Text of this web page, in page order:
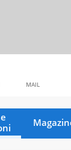
MAIL